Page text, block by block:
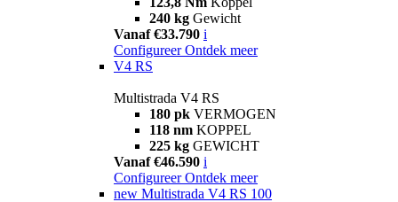
240 kg Gewicht
Vanaf €33.790 i
Configureer Ontdek meer
V4 RS
Multistrada V4 RS
180 pk VERMOGEN
118 nm KOPPEL
225 kg GEWICHT
Vanaf €46.590 i
Configureer Ontdek meer
new Multistrada V4 RS 100